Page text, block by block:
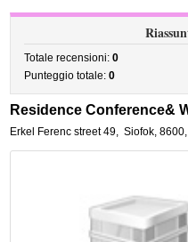
Totale recensioni:0
Punteggio totale:0
Residence Conference&
Erkel Ferenc street 49, Siofok,8600,